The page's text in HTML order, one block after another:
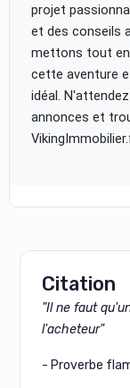
projet
et des conseils
mettons tout
cette aventure
idéal.
annonces et
Citation
"Il ne faut
l'acheteur"
- Proverbe